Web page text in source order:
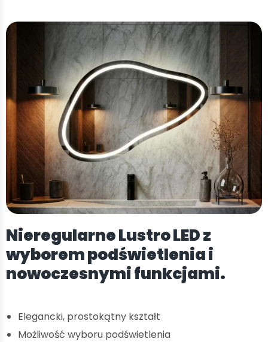
Nieregularne Lustro LED z
wyborem podświetlenia i
nowoczesnymi funkcjami.
Elegancki, prostokątny kształt
Możliwość wyboru podświetlenia